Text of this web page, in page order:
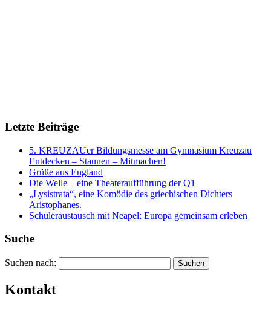
Letzte Beiträge
5. KREUZAUer Bildungsmesse am Gymnasium Kreuzau
Entdecken – Staunen – Mitmachen!
Grüße aus England
Die Welle – eine Theateraufführung der Q1
„Lysistrata“, eine Komödie des griechischen Dichters
Aristophanes.
Schüleraustausch mit Neapel: Europa gemeinsam erleben
Suche
Suchen nach:
Kontakt